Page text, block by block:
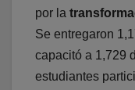
por la
Se entregaron
capacitó a 1,729
estudiantes